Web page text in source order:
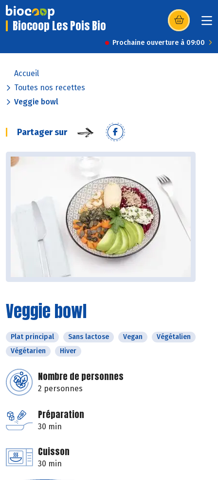
Biocoop Les Pois Bio (s’ouvre dans
Prochaine ouverture à 09:00
Accueil
Toutes nos recettes
Veggie bowl
Partager sur
Veggie bowl
Plat principal Sans lactose Vegan
Végétalien
Végétarien
Hiver
Nombre de personnes
2 personnes
Préparation
30 min
Cuisson
30 min